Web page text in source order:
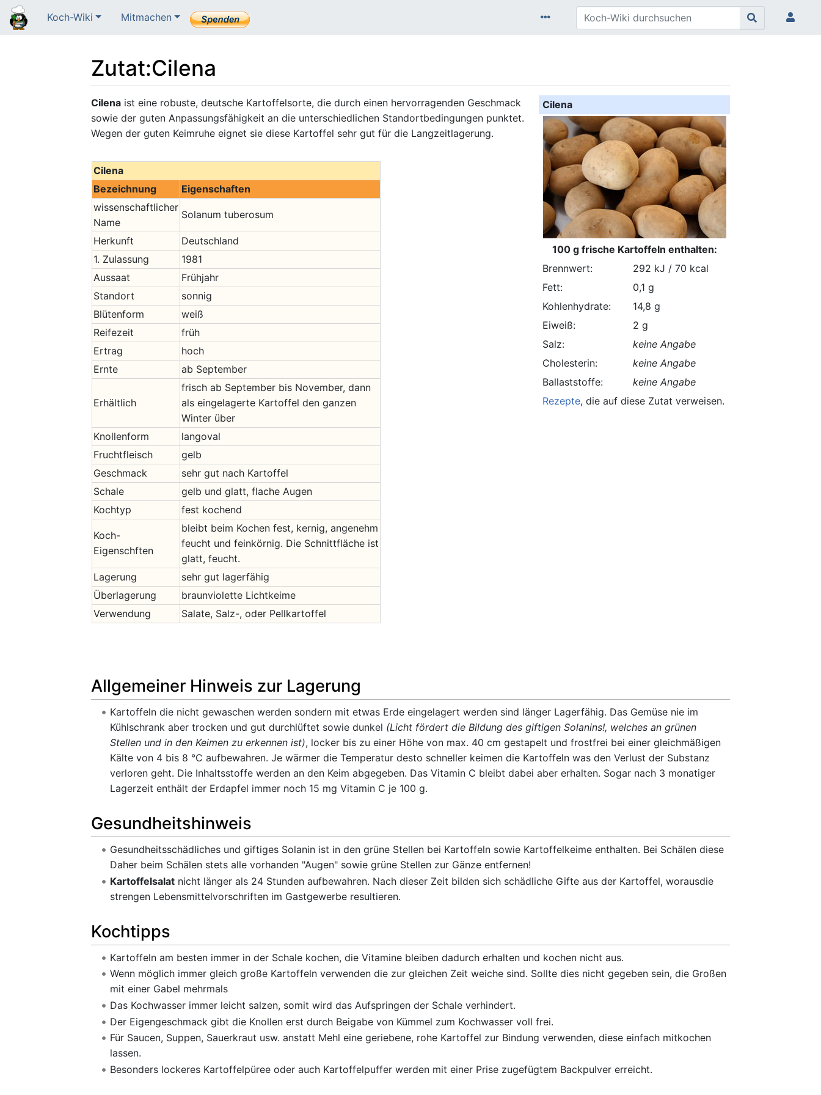
Koch-Wiki Mitmachen
Zutat:Cilena
Wechseln zu:Navigation ,Suche Cilena
100 g frische Kartoffeln enthalten:
Brennwert:
292 kJ / 70 kcal
Fett:
0,1 g
Kohlenhydrate:
14,8 g
Eiweiß:
2 g
Salz:
keine Angabe
Cholesterin:
keine Angabe
Ballaststoffe:
keine Angabe
Rezepte, die auf diese Zutat verweisen.
Cilena ist eine robuste, deutsche Kartoffelsorte, die durch einen hervorragenden Geschmack
sowie der guten Anpassungsfähigkeit an die unterschiedlichen Standortbedingungen punktet.
Wegen der guten Keimruhe eignet sie diese Kartoffel sehr gut für die Langzeitlagerung.
Cilena
Bezeichnung
Eigenschaften
wissenschaftlicher
Name
Solanum tuberosum
Herkunft
Deutschland
1. Zulassung
1981
Aussaat
Frühjahr
Standort
sonnig
Blütenform
weiß
Reifezeit
früh
Ertrag
hoch
Ernte
ab September
Erhältlich
frisch ab September bis November, dann
als eingelagerte Kartoffel den ganzen
Winter über
Knollenform
langoval
Fruchtfleisch
gelb
Geschmack
sehr gut nach Kartoffel
Schale
gelb und glatt, flache Augen
Kochtyp
fest kochend
Koch-
Eigenschften
bleibt beim Kochen fest, kernig, angenehm
feucht und feinkörnig. Die Schnittfläche ist
glatt, feucht.
Lagerung
sehr gut lagerfähig
Überlagerung
braunviolette Lichtkeime
Verwendung
Salate, Salz-, oder Pellkartoffel
Allgemeiner Hinweis zur Lagerung
Kartoffeln die nicht gewaschen werden sondern mit etwas Erde eingelagert werden sind länger Lagerfähig. Das Gemüse nie im
Kühlschrank aber trocken und gut durchlüftet sowie dunkel (Licht fördert die Bildung des giftigen Solanins!, welches an grünen
Stellen und in den Keimen zu erkennen ist), locker bis zu einer Höhe von max. 40 cm gestapelt und frostfrei bei einer gleichmäßigen
Kälte von 4 bis 8 °C aufbewahren. Je wärmer die Temperatur desto schneller keimen die Kartoffeln was den Verlust der Substanz
verloren geht. Die Inhaltsstoffe werden an den Keim abgegeben. Das Vitamin C bleibt dabei aber erhalten. Sogar nach 3 monatiger
Lagerzeit enthält der Erdapfel immer noch 15 mg Vitamin C je 100 g.
Gesundheitshinweis
Gesundheitsschädliches und giftiges Solanin ist in den grüne Stellen bei Kartoffeln sowie Kartoffelkeime enthalten. Bei Schälen diese
Daher beim Schälen stets alle vorhanden "Augen" sowie grüne Stellen zur Gänze entfernen!
Kartoffelsalatnicht länger als 24 Stunden aufbewahren. Nach dieser Zeit bilden sich schädliche Gifte aus der Kartoffel, worausdie
strengen Lebensmittelvorschriften im Gastgewerbe resultieren.
Kochtipps
Kartoffeln am besten immer in der Schale kochen, die Vitamine bleiben dadurch erhalten und kochen nicht aus.
Wenn möglich immer gleich große Kartoffeln verwenden die zur gleichen Zeit weiche sind. Sollte dies nicht gegeben sein, die Großen
mit einer Gabel mehrmals
Das Kochwasser immer leicht salzen, somit wird das Aufspringen der Schale verhindert.
Der Eigengeschmack gibt die Knollen erst durch Beigabe von Kümmel zum Kochwasser voll frei.
Für Saucen, Suppen, Sauerkraut usw. anstatt Mehl eine geriebene, rohe Kartoffel zur Bindung verwenden, diese einfach mitkochen
lassen.
Besonders lockeres Kartoffelpüree oder auch Kartoffelpuffer werden mit einer Prise zugefügtem Backpulver erreicht.